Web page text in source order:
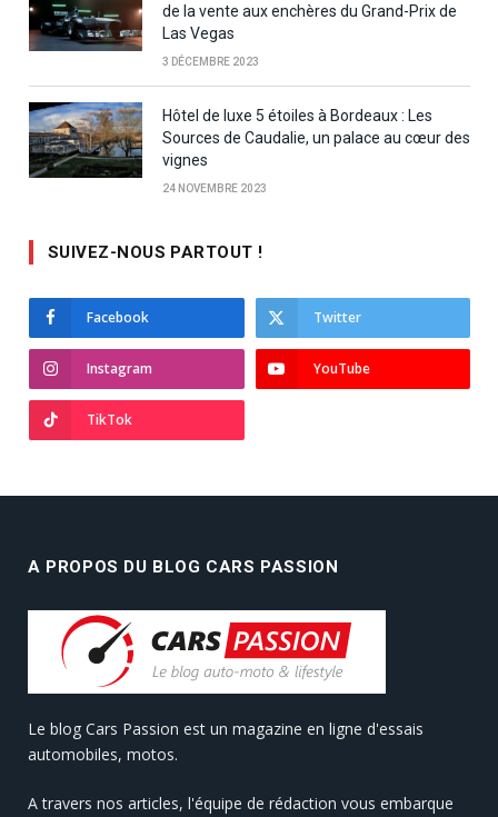
de la vente aux enchères du Grand-Prix de
Las Vegas
3 DÉCEMBRE 2023
Hôtel de luxe 5 étoiles à Bordeaux : Les
Sources de Caudalie, un palace au cœur des
vignes
24 NOVEMBRE 2023
SUIVEZ-NOUS PARTOUT !
Facebook Twitter
Instagram YouTube
TikTok
A PROPOS DU BLOG CARS PASSION
Le blog Cars Passion est un magazine en ligne d'essais
automobiles, motos.
A travers nos articles, l'équipe de rédaction vous embarque